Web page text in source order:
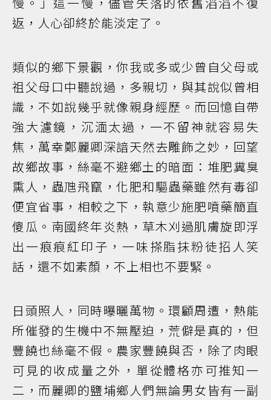
返，人心卻終於能淡定了。
類似的鄉下景觀，你我或多或少曾自父母或
祖父母口中聽說過，多親切，與其說似曾相
識，不如說幾乎就像親身經歷。而回憶自帶
強大濾鏡，沉湎太過，一不留神就容易失
焦，萬幸鄭麗卿深諳天然去雕飾之妙，回望
故鄉故事，絲毫不避鄉土的暗面：堆肥糞臭
熏人，蟲虺飛竄，化肥和驅蟲藥雖然有毒卻
便宜省事，相較之下，執意少施肥噴藥簡直
傻瓜。南國終年炎熱，草木刈過肌膚旋即浮
出一痕痕紅印子，一味搽脂抹粉徒招人笑
話，還不如素顏，不上相也不要緊。
日頭照人，同時曝曬萬物。環顧周遭，熱能
所催發的生機中不無壓迫，荒僻是真的，但
豐饒也絲毫不假。農家豐饒與否，除了肉眼
可見的收成量之外，單從體格亦可推知一
二，而麗卿的鹽埔鄉人們無論男女皆有一副